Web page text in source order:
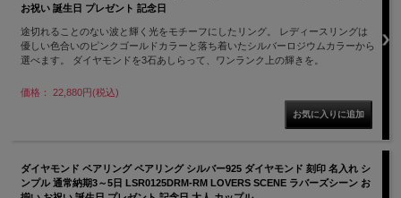
お祝い 誕生日 プレゼント 記念日
途切れることのない波と輝く光をモチーフにしたリング。 レディースリングは
優しい色合いのピンクゴールドカラーと落ち着いたシルバーロジウムカラーから
選べます。 ダイヤモンドを3石あしらって、ワンランク上の輝きを。
価格： 22,880円(税込)
ダイヤモンド ペアリング ペアリング シルバー925 ダイヤモンド 刻印 名入れ シ
ンプル 通常納期3～5日 LSR0125DRM-RM LOVERS SCENE ラバーズシーン お